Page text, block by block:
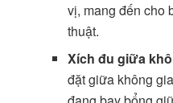
vị, mang đến cho
thuật.
Xích đu giữa
đặt giữa không